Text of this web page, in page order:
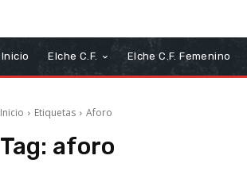
Inicio Elche C.F. Elche C.F. Femenino
Inicio Etiquetas Aforo
Tag: aforo